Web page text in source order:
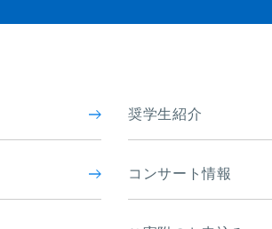
奨学生紹介
コンサート情報